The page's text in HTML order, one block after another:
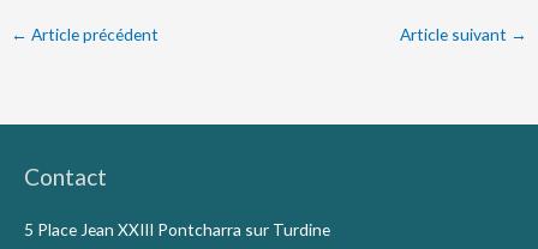
← Article précédent Article suivant →
Contact
5 Place Jean XXIII Pontcharra sur Turdine